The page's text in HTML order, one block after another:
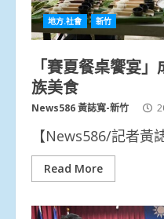
地方.社會 新竹
「賽夏餐桌饗宴
族美食
News586 黃誌寬-新竹
【News586/記者黃
Read More